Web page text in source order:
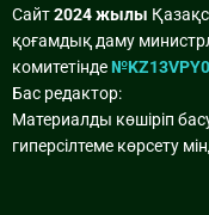
Сайт2024 жылы
қоғамдық даму
комитетінде
Бас редактор:
Материалды көшіріп
гиперсілтеме көрсету